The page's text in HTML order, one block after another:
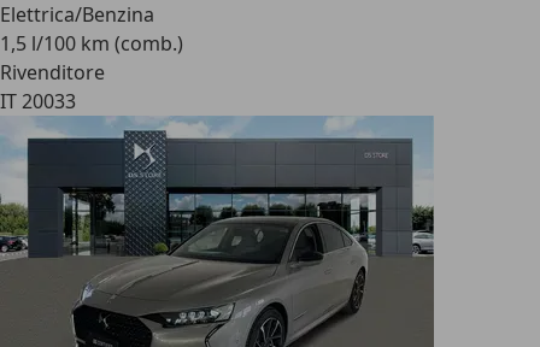
Elettrica/Benzina
1,5 l/100 km (comb.)
Rivenditore
IT 20033